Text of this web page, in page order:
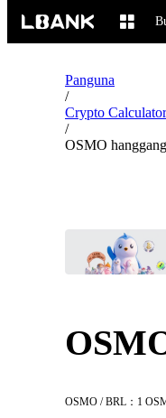
Panguna
/
Crypto Calculator
/
OSMO
OSMO / BRL：1